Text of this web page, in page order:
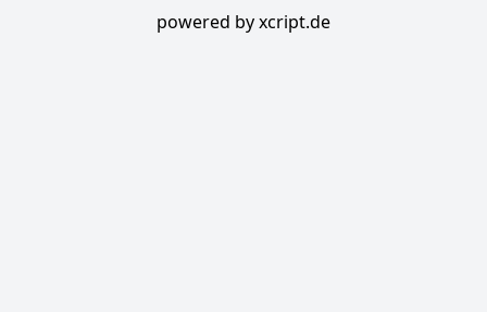
powered by xcript.de